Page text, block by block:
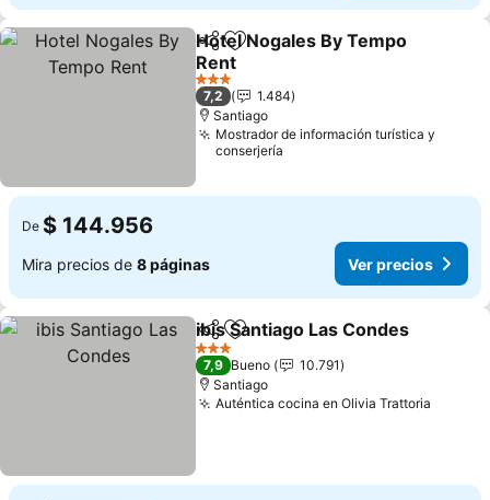
CompartirAgregar a favoritos
Hotel Nogales By Tempo
Rent
3 Estrellas
7,2
1.484
Santiago
Mostrador de información turística y
conserjería
De $ 144.956
Mira precios de 8 páginas Ver precios
CompartirAgregar a favoritos
ibis Santiago Las Condes
3 Estrellas
7,9 Bueno
10.791
Santiago
Auténtica cocina en Olivia Trattoria